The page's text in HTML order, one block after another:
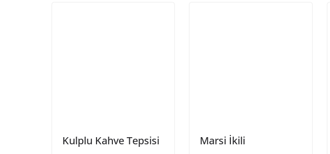
Kulplu Kahve Tepsisi Marsi İkili